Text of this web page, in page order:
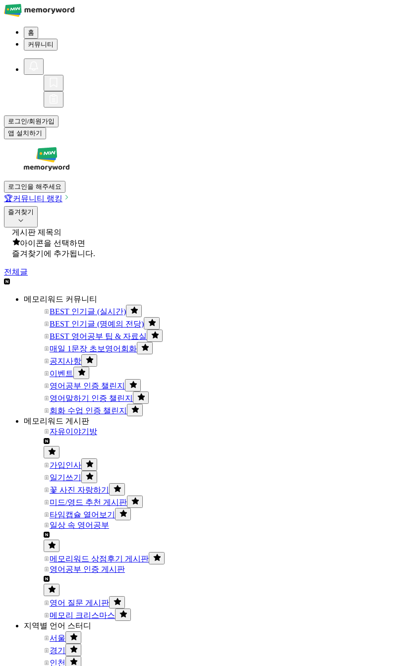
홈
커뮤니티
로그인/회원가입
앱 설치하기
로그인을 해주세요
🏆커뮤니티 랭킹
즐겨찾기
게시판 제목의
아이콘을 선택하면
즐겨찾기에 추가됩니다.
전체글
메모리워드 커뮤니티
BEST 인기글 (실시간)
BEST 인기글 (명예의 전당)
BEST 영어공부 팁 & 자료실
매일 1문장 초보영어회화
공지사항
이벤트
영어공부 인증 챌린지
영어말하기 인증 챌린지
회화 수업 인증 챌린지
메모리워드 게시판
자유이야기방
가입인사
일기쓰기
꽃 사진 자랑하기
미드/영드 추천 게시판
타임캡슐 열어보기
일상 속 영어공부
메모리워드 상점후기 게시판
영어공부 인증 게시판
영어 질문 게시판
메모리 크리스마스
지역별 언어 스터디
서울
경기
인천